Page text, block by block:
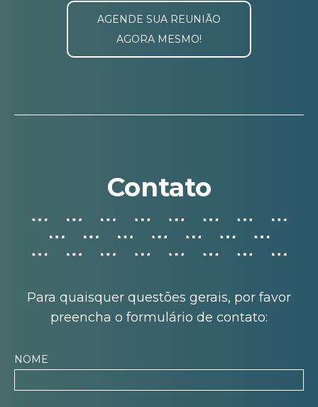
AGENDE SUA REUNIÃO
AGORA MESMO!
Contato
Para quaisquer questões gerais, por favor
preencha o formulário de contato:
NOME